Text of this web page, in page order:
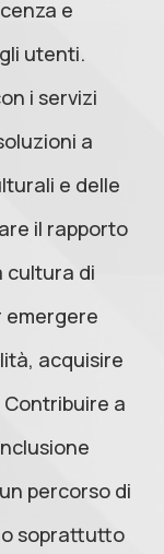
e
utenti.
i servizi
a
e delle
il rapporto
cultura di
emergere
acquisire
a
percorso di
soprattutto